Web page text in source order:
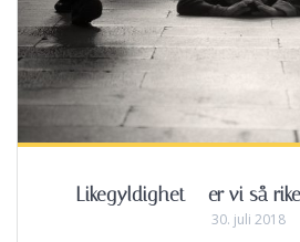
Likegyldighet – er vi så
30. juli 2018